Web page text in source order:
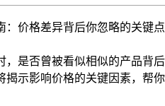
：价格差异背后你忽略的关键点
，是否曾被看似相似的产品背后
揭示影响价格的关键因素，帮你